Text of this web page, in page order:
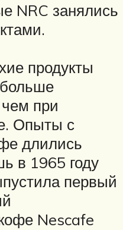
NRC занялись
продукты
при
Опыты с
длились
в 1965 году
первый
Nescafe